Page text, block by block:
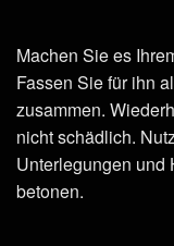
Machen Sie es
Fassen Sie für ihn
zusammen.
nicht schädlich.
Unterlegungen und
betonen.